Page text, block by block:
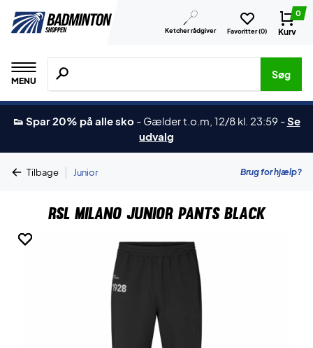
Ketcher rådgiver Favoritter (0)
0
Kurv
MENU
Søg efter produkter, mærker etc.
Søg
👟 Spar 20% på alle sko - Gælder t.o.m, 12/8 kl. 23:59 -Se
udvalg
Tilbage | Junior Brug for hjælp?
RSL Milano Junior Pants Black